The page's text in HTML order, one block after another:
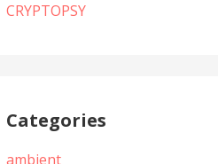
CRYPTOPSY
Categories
ambient